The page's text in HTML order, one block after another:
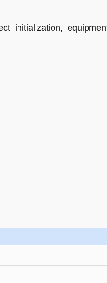
initialization,